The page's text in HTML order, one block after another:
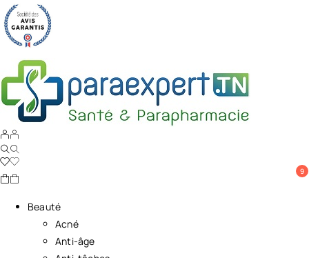
9
Beauté
Acné
Anti-âge